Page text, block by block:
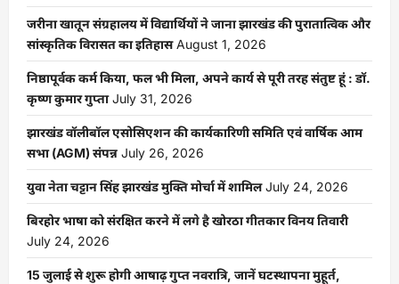
जरीना खातून संग्रहालय में विद्यार्थियों ने जाना झारखंड की पुरातात्विक और
सांस्कृतिक विरासत का इतिहास August 1, 2026
निष्ठापूर्वक कर्म किया, फल भी मिला, अपने कार्य से पूरी तरह संतुष्ट हूं : डॉ.
कृष्ण कुमार गुप्ता July 31, 2026
झारखंड वॉलीबॉल एसोसिएशन की कार्यकारिणी समिति एवं वार्षिक आम
सभा (AGM) संपन्न July 26, 2026
युवा नेता चट्टान सिंह झारखंड मुक्ति मोर्चा में शामिल July 24, 2026
बिरहोर भाषा को संरक्षित करने में लगे है खोरठा गीतकार विनय तिवारी
July 24, 2026
15 जुलाई से शुरू होगी आषाढ़ गुप्त नवरात्रि, जानें घटस्थापना मुहूर्त,